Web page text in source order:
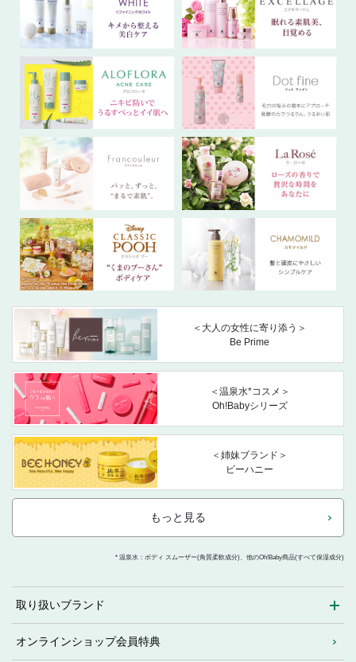
＜大人の女性に寄り添う＞
Be Prime
＜温泉水*コスメ＞
Oh!Babyシリーズ
＜姉妹ブランド＞
ビーハニー
もっと見る
* 温泉水：ボディ スムーザー(角質柔軟成分)、他のOh!Baby商品(すべて保湿成分)
取り扱いブランド
オンラインショップ会員特典